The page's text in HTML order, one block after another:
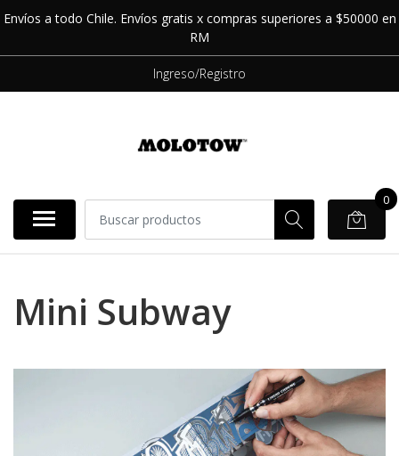
Envíos a todo Chile. Envíos gratis x compras superiores a $50000 en
RM
Ingreso/Registro
0
Mini Subway